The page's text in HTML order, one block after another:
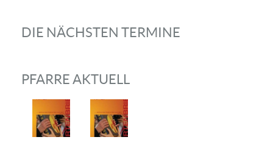
DIE NÄCHSTEN TERMINE
PFARRE AKTUELL